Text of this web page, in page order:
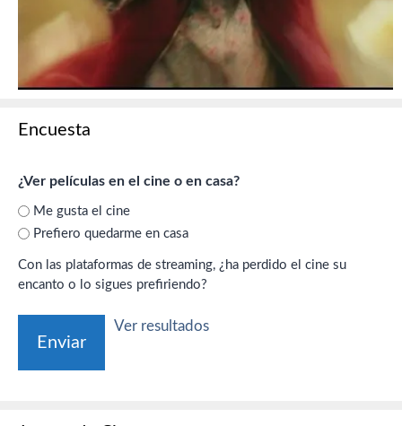
Encuesta
¿Ver películas en el cine o en casa?
Me gusta el cine
Prefiero quedarme en casa
Con las plataformas de streaming, ¿ha perdido el cine su
encanto o lo sigues prefiriendo?
Ver resultados